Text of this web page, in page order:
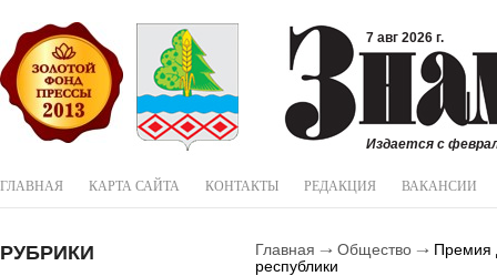
7 авг 2026 г.
Издается с
ГЛАВНАЯ КАРТА САЙТА КОНТАКТЫ РЕДАКЦИЯ ВАКАНСИИ
РУБРИКИ Главная Общество
Премия
республики